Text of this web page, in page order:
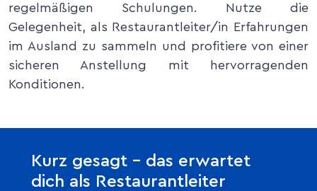
regelmäßigen Schulungen. Nutze die
Gelegenheit, als Restaurantleiter/in Erfahrungen
im Ausland zu sammeln und profitiere von einer
sicheren Anstellung mit hervorragenden
Konditionen.
Kurz gesagt – das erwartet
dich als Restaurantleiter